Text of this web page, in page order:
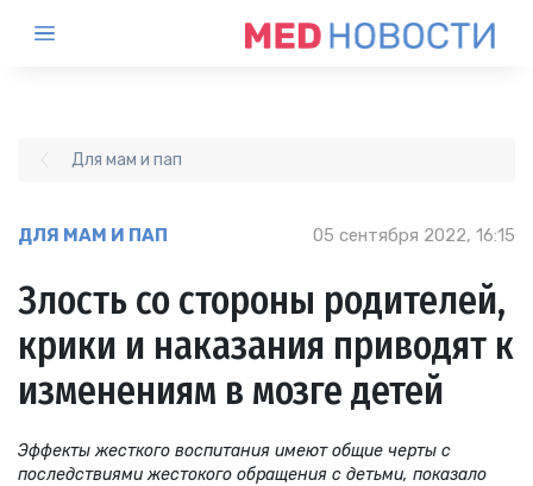
Для мам и пап
ДЛЯ МАМ И ПАП 05 сентября 2022, 16:15
Злость со стороны родителей,
крики и наказания приводят к
изменениям в мозге детей
Эффекты жесткого воспитания имеют общие черты с
последствиями жестокого обращения с детьми, показало